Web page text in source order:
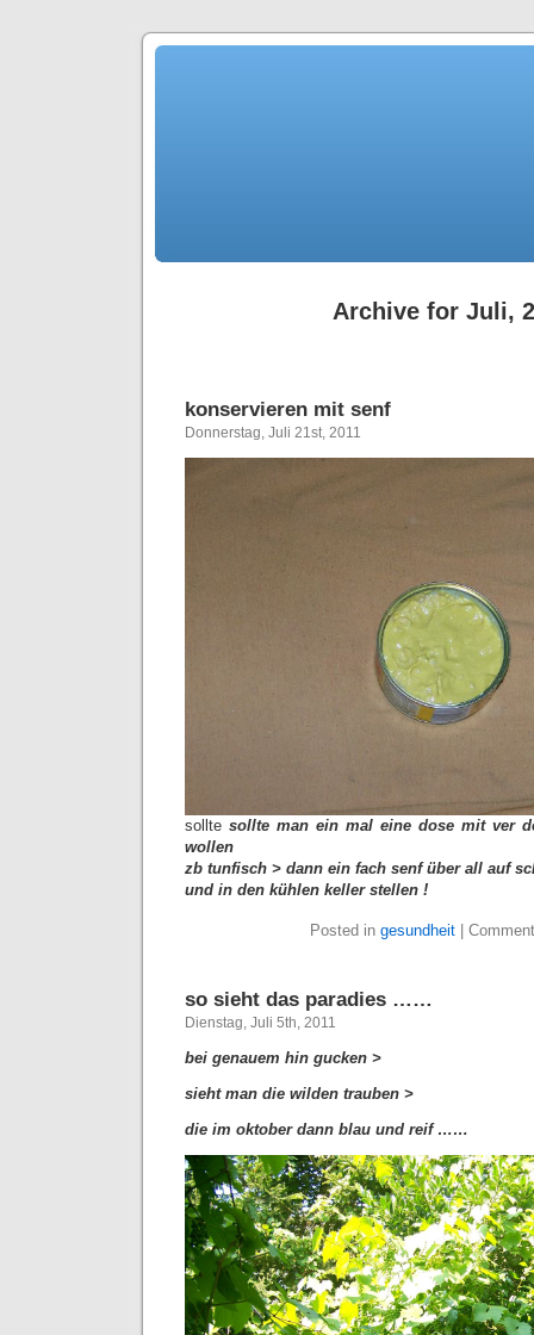
Archive for Juli,
konservieren mit senf
Donnerstag, Juli 21st, 2011
sollte sollte man ein mal eine dose mit ver
wollen
zb tunfisch > dann ein fach senf über all auf
und in den kühlen keller stellen !
Posted in gesundheit
so sieht das paradies ……
Dienstag, Juli 5th, 2011
bei genauem hin gucken >
sieht man die wilden trauben >
die im oktober dann blau und reif ……